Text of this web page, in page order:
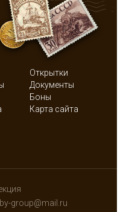
Открытки
Документы
Боны
Карта сайта
group@mail.ru